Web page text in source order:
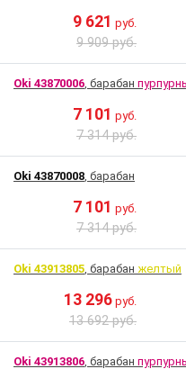
9 621 руб.
9 909 руб.
Oki 43870006, барабан
7 101 руб.
7 314 руб.
Oki 43870008, барабан
7 101 руб.
7 314 руб.
Oki 43913805, барабан желтый
13 296 руб.
13 692 руб.
Oki 43913806, барабан